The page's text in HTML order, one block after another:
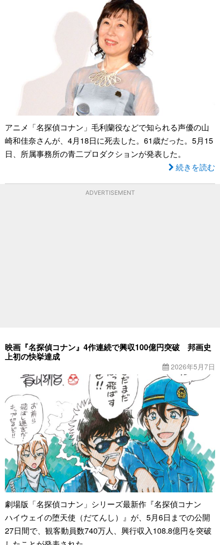
アニメ「名探偵コナン」毛利蘭役などで知られる声優の山
崎和佳奈さんが、4月18日に死去した。61歳だった。5月15
日、所属事務所の青二プロダクションが発表した。
続きを読む
ADVERTISEMENT
映画『名探偵コナン』4作連続で興収100億円突破 邦画史
上初の快挙達成
2026年5月7日
劇場版「名探偵コナン」シリーズ最新作『名探偵コナン
ハイウェイの堕天使（だてんし）』が、5月6日までの公開
27日間で、観客動員数740万人、興行収入108.8億円を突破